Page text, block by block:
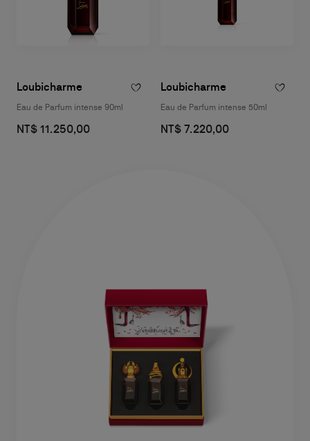
Loubicharme
Eau de Parfum intense 90ml
NT$ 11.250,00
Loubicharme
Eau de Parfum intense 50ml
NT$ 7.220,00